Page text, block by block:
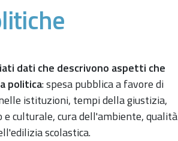
dati che descrivono aspetti che
politica: spesa pubblica a favore di
istituzioni, tempi della giustizia,
culturale, cura dell'ambiente, qualità
scolastica.